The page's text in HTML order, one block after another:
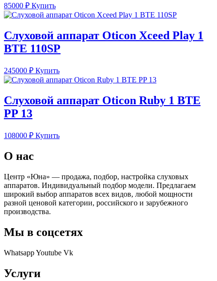
85000 ₽ Купить
Слуховой аппарат Oticon Xceed Play 1
BTE 110SP
245000 ₽ Купить
Слуховой аппарат Oticon Ruby 1 BTE
PP 13
108000 ₽ Купить
О нас
Центр «Юна» — продажа, подбор, настройка слуховых
аппаратов. Индивидуальный подбор модели. Предлагаем
широкий выбор аппаратов всех видов, любой мощности
разной ценовой категории, российского и зарубежного
производства.
Мы в соцсетях
WhatsappYoutube Vk
Услуги